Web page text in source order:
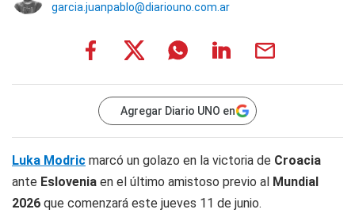
garcia.juanpablo@diariouno.com.ar
Agregar Diario UNO en
Luka Modric marcó un golazo en la victoria de Croacia
ante Eslovenia en el último amistoso previo al Mundial
2026 que comenzará este jueves 11 de junio.